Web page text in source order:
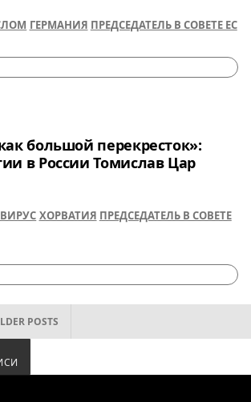
ГЕРМАНИЯ ПРЕДСЕДАТЕЛЬ В СОВЕТЕ ЕС
большой перекресток»:
в России Томислав Цар
ХОРВАТИЯ ПРЕДСЕДАТЕЛЬ В СОВЕТЕ
POSTS